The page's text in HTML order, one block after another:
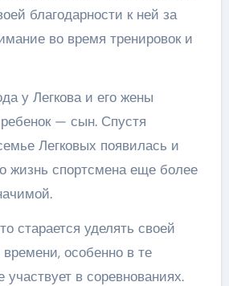
благодарности к ней за
во время тренировок и
у Легкова и его жены
— сын. Спустя
Легковых появилась и
жизнь спортсмена еще более
старается уделять своей
особенно в те
участвует в соревнованиях.